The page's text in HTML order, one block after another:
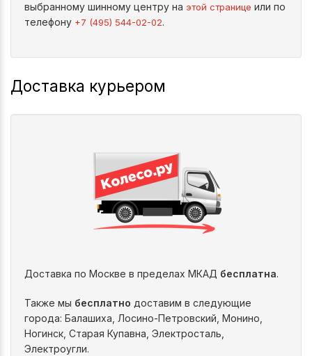
выбранному шинному центру на этой странице или по
телефону +7 (495) 544-02-02.
Доставка курьером
Доставка по Москве в пределах МКАД бесплатна.
Также мы бесплатно доставим в следующие
города: Балашиха, Лосино-Петровский, Монино,
Ногинск, Старая Купавна, Электросталь,
Электроугли.